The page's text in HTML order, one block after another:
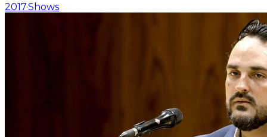
2017·Shows